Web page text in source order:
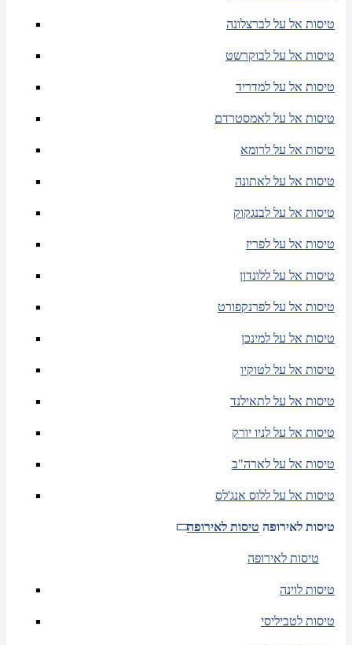
טיסות אל על לברצלונה
טיסות אל על לבוקרשט
טיסות אל על למדריד
טיסות אל על לאמסטרדם
טיסות אל על לרומא
טיסות אל על לאתונה
טיסות אל על לבנגקוק
טיסות אל על לפריז
טיסות אל על ללונדון
טיסות אל על לפרנקפורט
טיסות אל על למינכן
טיסות אל על לטוקיו
טיסות אל על לתאילנד
טיסות אל על לניו יורק
טיסות אל על לארה"ב
טיסות אל על ללוס אנג'לס
טיסות לאירופה טיסות לאירופה
טיסות לאירופה
טיסות לוינה
טיסות לטביליסי